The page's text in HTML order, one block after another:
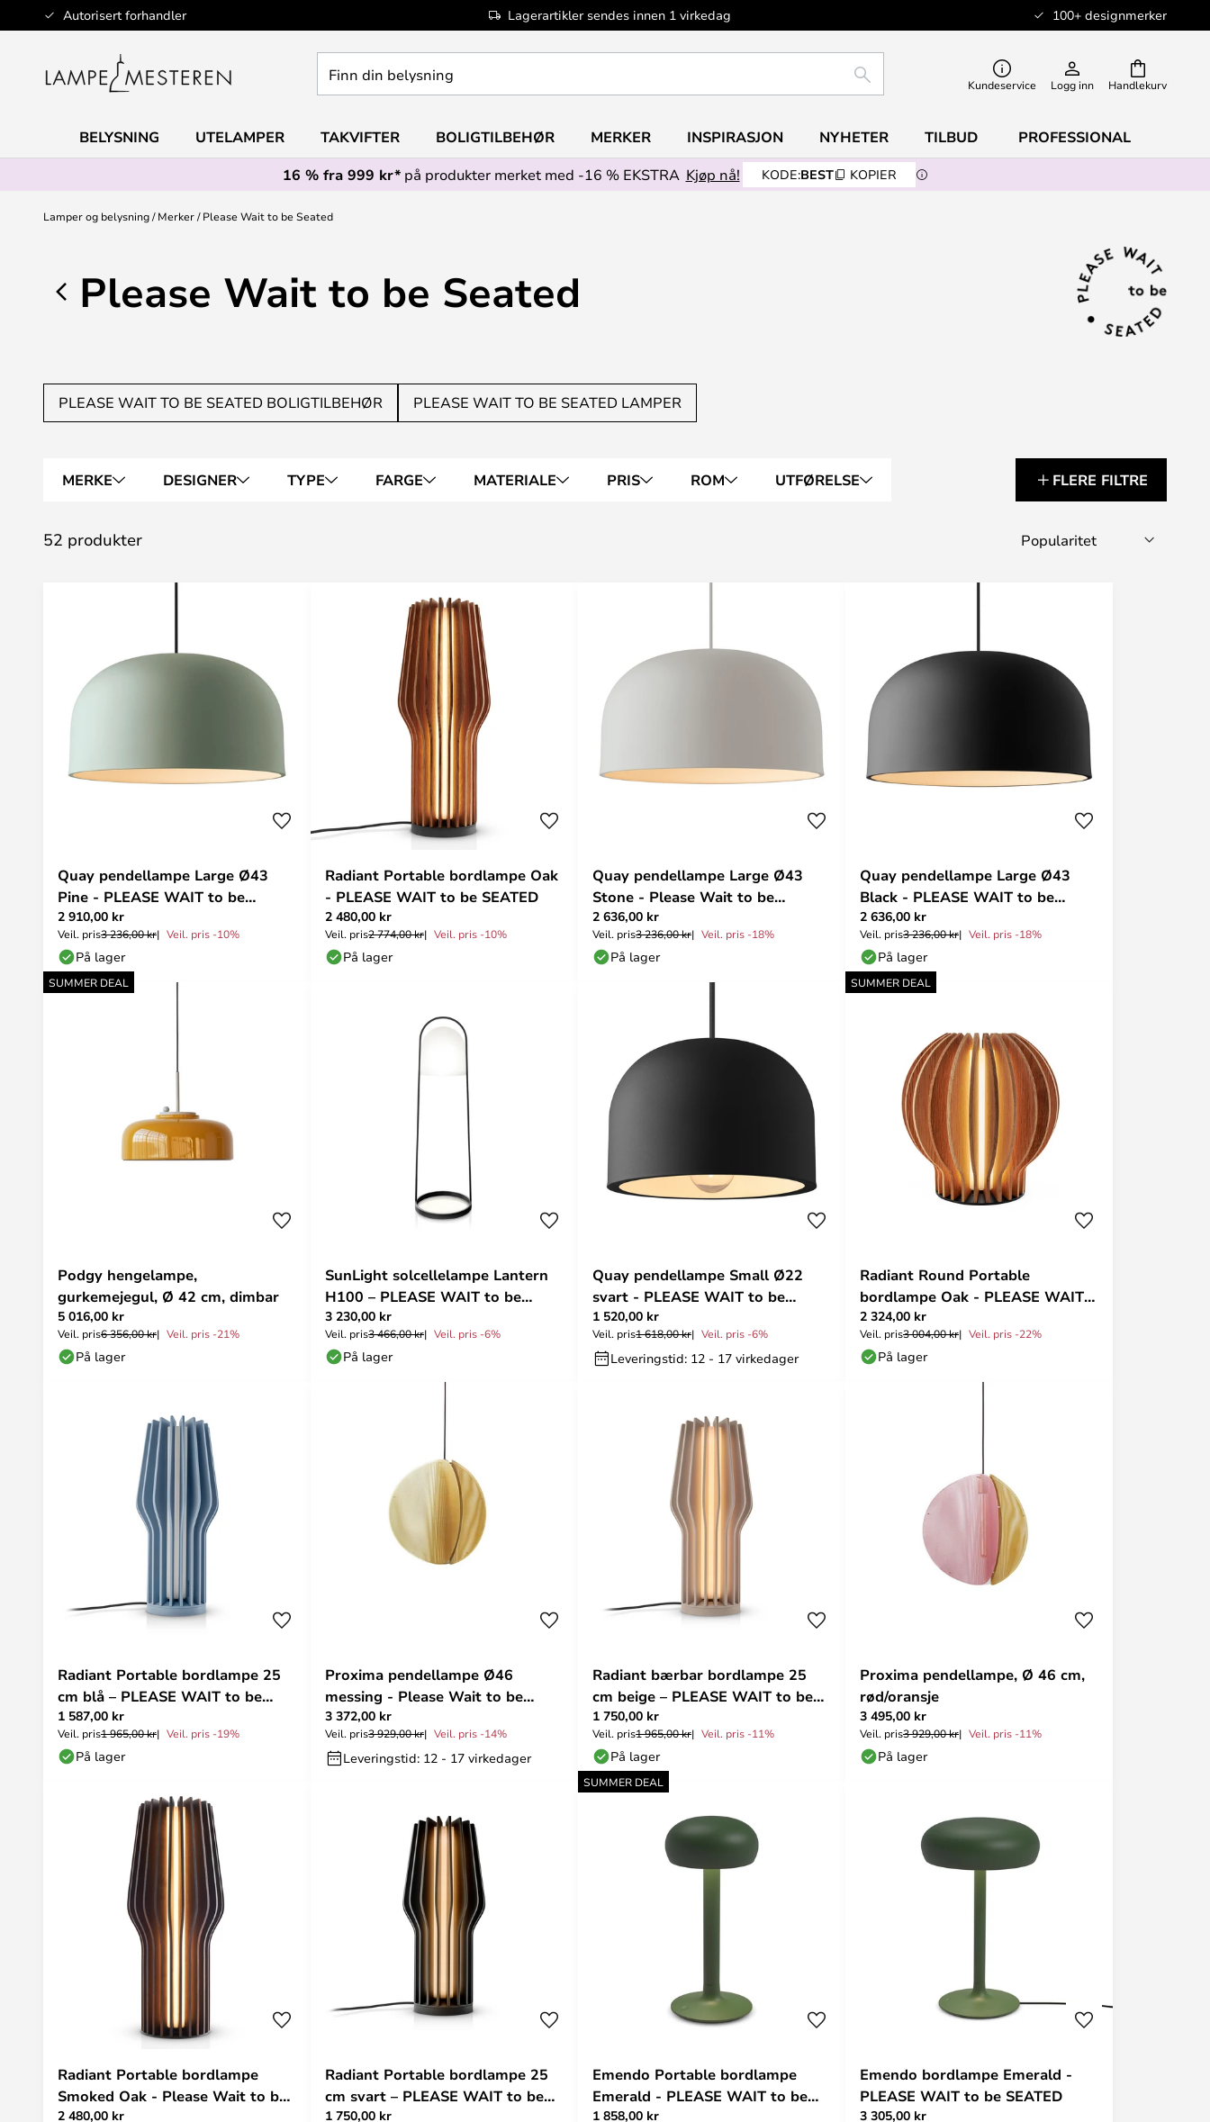
Autorisert forhandler Lagerartikler sendes innen 1 virkedag 100+ designmerker
Hopp
til
Handlekurv
din
SØK Kundeservice Logg inn
BELYSNING UTELAMPER TAKVIFTER BOLIGTILBEHØR MERKER INSPIRASJON NYHETER TILBUD
PROFESSIONAL
16 % fra 999 kr*på produkter merket med -16 % EKSTRA Kjøp nå! KODE:BEST KOPIER
Lamper og belysning Merker Please Wait to be Seated
Please Wait to be Seated
PLEASE WAIT TO BE SEATED BOLIGTILBEHØR PLEASE WAIT TO BE SEATED LAMPER
MERKE DESIGNER TYPE FARGE MATERIALE PRIS ROM UTFØRELSE FLERE FILTRE
52 produkter
Quay pendellampe Large Ø43
Pine - PLEASE WAIT to be
SEATED
2 910,00 kr
Veil. pris3 236,00 kr Veil. pris -10%
På lager
Radiant Portable bordlampe Oak
- PLEASE WAIT to be SEATED
2 480,00 kr
Veil. pris2 774,00 kr Veil. pris -10%
På lager
Quay pendellampe Large Ø43
Stone - Please Wait to be
SEATED
2 636,00 kr
Veil. pris3 236,00 kr Veil. pris -18%
På lager
Quay pendellampe Large Ø43
Black - PLEASE WAIT to be
SEATED
2 636,00 kr
Veil. pris3 236,00 kr Veil. pris -18%
På lager
SUMMER DEAL
Podgy hengelampe,
gurkemejegul, Ø 42 cm, dimbar
5 016,00 kr
Veil. pris6 356,00 kr Veil. pris -21%
På lager
SunLight solcellelampe Lantern
H100 – PLEASE WAIT to be
SEATED
3 230,00 kr
Veil. pris3 466,00 kr Veil. pris -6%
På lager
Quay pendellampe Small Ø22
svart - PLEASE WAIT to be
SEATED
1 520,00 kr
Veil. pris1 618,00 kr Veil. pris -6%
Leveringstid: 12 - 17 virkedager
SUMMER DEAL
Radiant Round Portable
bordlampe Oak - PLEASE WAIT
to be SEATED
2 324,00 kr
Veil. pris3 004,00 kr Veil. pris -22%
På lager
Radiant Portable bordlampe 25
cm blå – PLEASE WAIT to be
SEATED
1 587,00 kr
Veil. pris1 965,00 kr Veil. pris -19%
På lager
Proxima pendellampe Ø46
messing - Please Wait to be
Seated
3 372,00 kr
Veil. pris3 929,00 kr Veil. pris -14%
Leveringstid: 12 - 17 virkedager
Radiant bærbar bordlampe 25
cm beige – PLEASE WAIT to be
SEATED
1 750,00 kr
Veil. pris1 965,00 kr Veil. pris -11%
På lager
Proxima pendellampe, Ø 46 cm,
rød/oransje
3 495,00 kr
Veil. pris3 929,00 kr Veil. pris -11%
På lager
Radiant Portable bordlampe
Smoked Oak - Please Wait to be
SEATED
2 480,00 kr
Radiant Portable bordlampe 25
cm svart – PLEASE WAIT to be
SEATED
1 750,00 kr
SUMMER DEAL
Emendo Portable bordlampe
Emerald - PLEASE WAIT to be
SEATED
1 858,00 kr
Emendo bordlampe Emerald -
PLEASE WAIT to be SEATED
3 305,00 kr